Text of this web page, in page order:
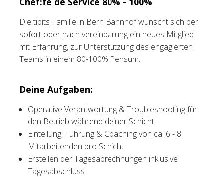
Tischreservation
Login
Schweiz (DE)
Die tibits Familie in Bern Bahnhof wünscht sich per
sofort oder nach vereinbarung ein neues Mitglied
mit Erfahrung, zur Unterstützung des engagierten
Teams in einem 80-100% Pensum.
Deine Aufgaben:
Operative Verantwortung & Troubleshooting für
den Betrieb während deiner Schicht
Einteilung, Führung & Coaching von ca. 6 - 8
Mitarbeitenden pro Schicht
Erstellen der Tagesabrechnungen inklusive
Tagesabschluss